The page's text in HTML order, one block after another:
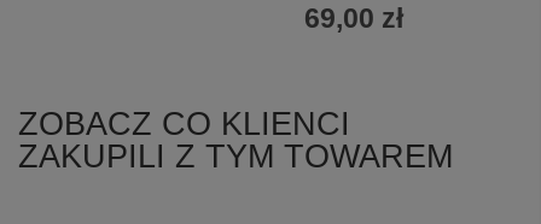
69,00 zł
ZOBACZ CO KLIENCI
ZAKUPILI Z TYM TOWAREM